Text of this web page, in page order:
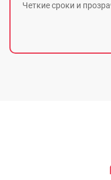
Четкие сроки и